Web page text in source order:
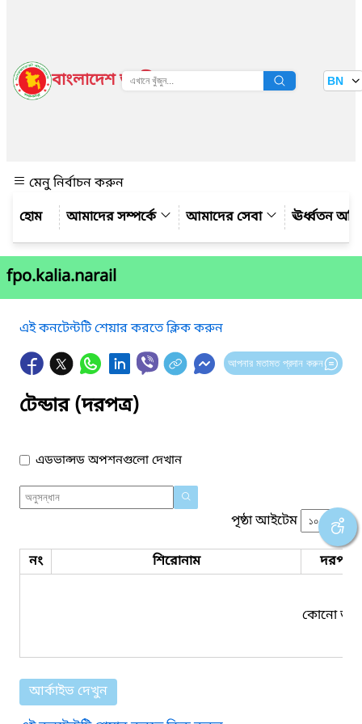
বাংলাদেশ জাতীয় তথ্য বাতায়ন BN
মেনু নির্বাচন করুন
আমাদের সম্পর্কে
আমাদের সেবা ঊর্ধ্বতন
fpo.kalia.narail
এই কনটেন্টটি শেয়ার করতে ক্লিক করুন
আপনার মতামত প্রদান করুন
টেন্ডার (দরপত্র)
এডভান্সড অপশনগুলো দেখান
পৃষ্ঠা আইটেম
নং শিরোনাম দরপত্র
কোনো তথ্য
আর্কাইভ দেখুন